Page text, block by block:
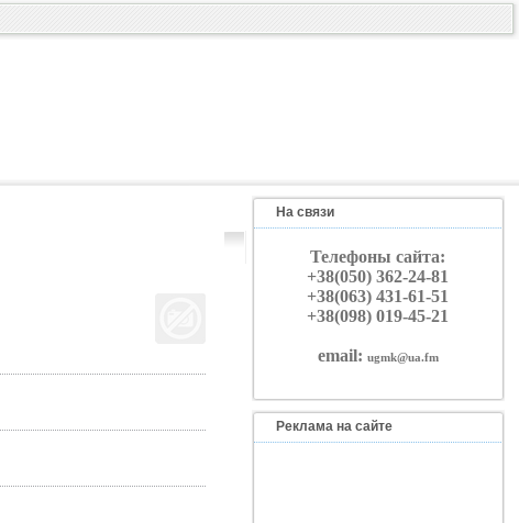
На связи
Телефоны сайта:
+38(050) 362-24-81
+38(063) 431-61-51
+38(098) 019-45-21
email: ugmk@ua.fm
Реклама на сайте